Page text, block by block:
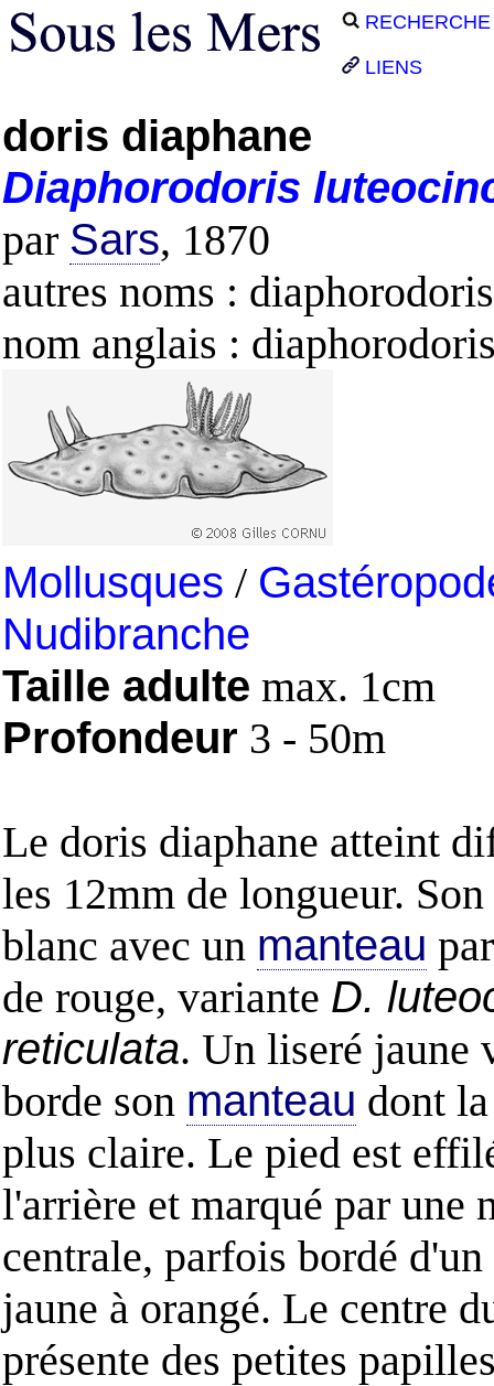
RECHERCHE
LIENS
doris diaphane
Diaphorodoris
par Sars, 1870
autres noms : diaphorodoris
nom anglais :
Mollusques /
Nudibranche
Taille adulte max. 1cm
Profondeur 3 - 50m
Le doris diaphane atteint
les 12mm de longueur.
blanc avec un manteau
de rouge, variante D.
reticulata. Un liseré jaune
borde son manteau dont
plus claire. Le pied est
l'arrière et marqué par une
centrale, parfois bordé
jaune à orangé. Le centre
présente des petites